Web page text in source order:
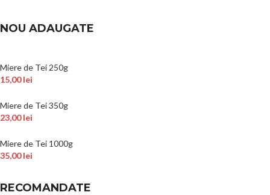
NOU ADAUGATE
Miere de Tei 250g
15,00lei
Miere de Tei 350g
23,00lei
Miere de Tei 1000g
35,00lei
RECOMANDATE